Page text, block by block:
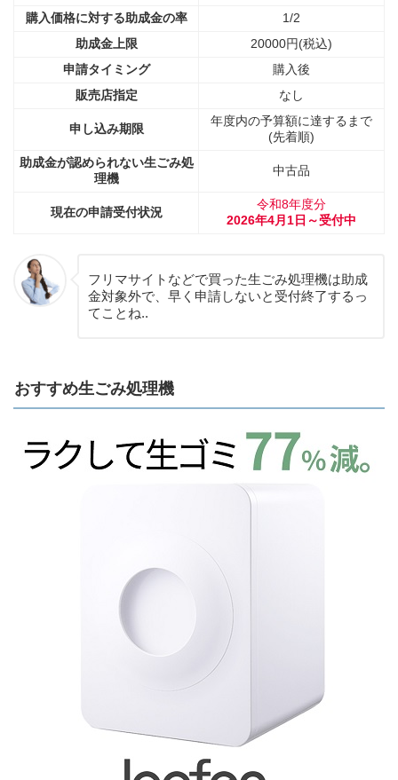
購入価格に対する助成金の率
1/2
助成金上限
20000円(税込)
申請タイミング
購入後
販売店指定
なし
申し込み期限
年度内の予算額に達するまで
(先着順)
助成金が認められない生ごみ処
理機
中古品
現在の申請受付状況
令和8年度分
2026年4月1日～受付中
フリマサイトなどで買った生ごみ処理機は助成
金対象外で、早く申請しないと受付終了するっ
てことね..
おすすめ生ごみ処理機